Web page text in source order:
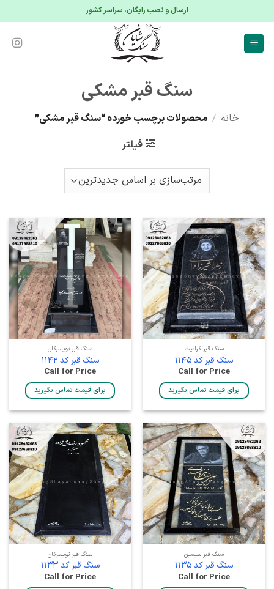
ارسال و نصب رایگان، سراسر کشور
سنگ قبر مشکی
خانه / محصولات برچسب خورده “سنگ قبر مشکی”
فیلتر
سنگ قبر گرانیت
سنگ قبر کد 1145
Call for Price
برای قیمت تماس بگیرید
سنگ قبر تویسرکان
سنگ قبر کد 1142
Call for Price
برای قیمت تماس بگیرید
سنگ قبر سیمین
سنگ قبر کد 1135
Call for Price
سنگ قبر تویسرکان
سنگ قبر کد 1133
Call for Price